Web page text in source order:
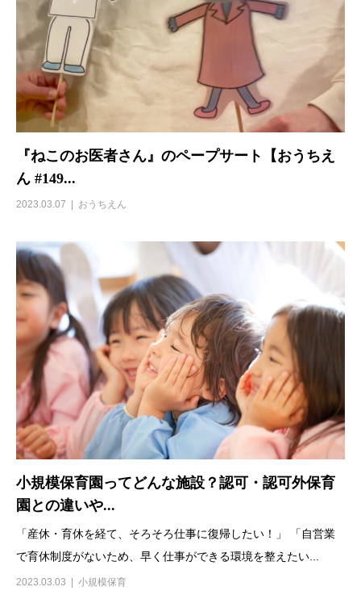
『ねこのお医者さん』のペープサート【おうちえ
ん #149...
2023.03.07 おうちえん
小規模保育園ってどんな施設？認可・認可外保育
園との違いや...
「産休・育休を経て、そろそろ仕事に復帰したい！」 「自営業
で育休制度がないため、早く仕事ができる環境を整えたい...
2023.03.03 小規模保育